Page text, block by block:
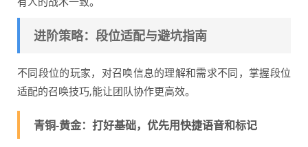
进阶策略：段位适配与避坑指南
不同段位的玩家，对召唤信息的理解和需求不同，掌握段位
适配的召唤技巧,能让团队协作更高效。
青铜-黄金：打好基础，优先用快捷语音和标记